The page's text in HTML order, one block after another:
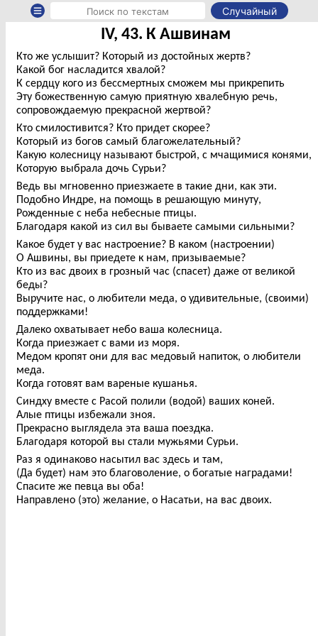
Случайный
IV, 43. К Ашвинам
Кто же услышит? Который из достойных жертв?
Какой бог насладится хвалой?
К сердцу кого из бессмертных сможем мы прикрепить
Эту божественную самую приятную хвалебную речь,
сопровождаемую прекрасной жертвой?
Кто смилостивится? Кто придет скорее?
Который из богов самый благожелательный?
Какую колесницу называют быстрой, с мчащимися конями,
Которую выбрала дочь Сурьи?
Ведь вы мгновенно приезжаете в такие дни, как эти.
Подобно Индре, на помощь в решающую минуту,
Рожденные с неба небесные птицы.
Благодаря какой из сил вы бываете самыми сильными?
Какое будет у вас настроение? В каком (настроении)
О Ашвины, вы приедете к нам, призываемые?
Кто из вас двоих в грозный час (спасет) даже от великой
беды?
Выручите нас, о любители меда, о удивительные, (своими)
поддержками!
Далеко охватывает небо ваша колесница.
Когда приезжает с вами из моря.
Медом кропят они для вас медовый напиток, о любители
меда.
Когда готовят вам вареные кушанья.
Синдху вместе с Расой полили (водой) ваших коней.
Алые птицы избежали зноя.
Прекрасно выглядела эта ваша поездка.
Благодаря которой вы стали мужьями Сурьи.
Раз я одинаково насытил вас здесь и там,
(Да будет) нам это благоволение, о богатые наградами!
Спасите же певца вы оба!
Направлено (это) желание, о Насатьи, на вас двоих.